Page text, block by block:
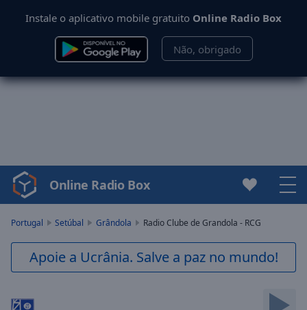
Instale o aplicativo mobile gratuito Online Radio Box
Não, obrigado
Video
Player
Backward
Online Radio Box
Portugal Setúbal Grândola Radio Clube de Grandola - RCG
Apoie a Ucrânia. Salve a paz no mundo!